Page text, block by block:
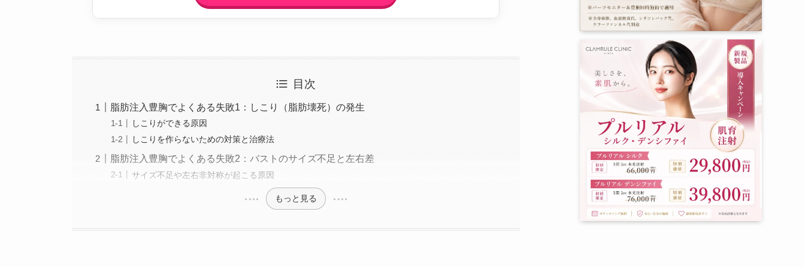
目次
脂肪注入豊胸でよくある失敗1：しこり（脂肪壊死）の発生
しこりができる原因
しこりを作らないための対策と治療法
脂肪注入豊胸でよくある失敗2：バストのサイズ不足と左右差
サイズ不足や左右非対称が起こる原因
もっと見る